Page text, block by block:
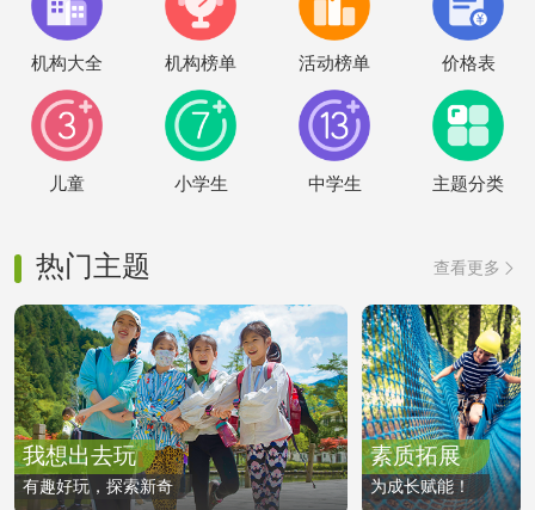
机构大全 机构榜单 活动榜单 价格表
儿童 小学生 中学生 主题分类
热门主题 查看更多 
我想出去玩
有趣好玩，探索新奇
素质拓展
为成长赋能！